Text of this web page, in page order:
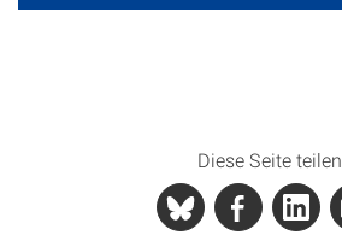
Diese Seite teilen